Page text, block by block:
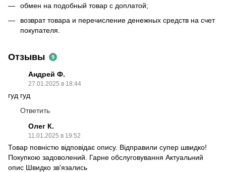
обмен на подобный товар с доплатой;
возврат товара и перечисление денежных средств на счет
покупателя.
Отзывы 9
Андрей Ф.
27.01.2025 в 18:44
гуд гуд
Ответить
Олег К.
11.01.2025 в 19:52
Товар повністю відповідає опису. Відправили супер швидко!
Покупкою задоволений. Гарне обслуговування Актуальний
опис Швидко зв'язались